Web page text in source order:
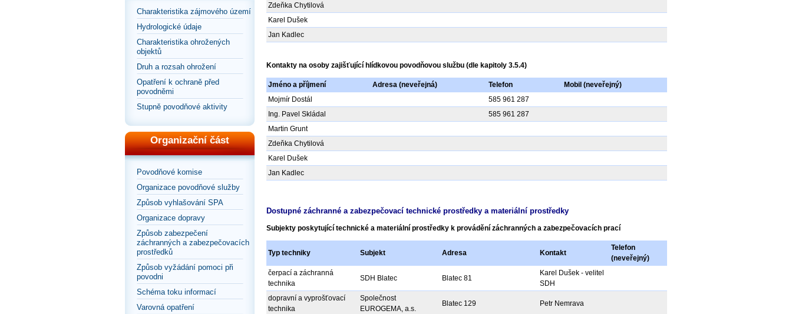
Charakteristika zájmového území
Hydrologické údaje
Charakteristika ohrožených
objektů
Druh a rozsah ohrožení
Opatření k ochraně před
povodněmi
Stupně povodňové aktivity
Organizační část
Povodňové komise
Organizace povodňové služby
Způsob vyhlašování SPA
Organizace dopravy
Způsob zabezpečení
záchranných a zabezpečovacích
prostředků
Způsob vyžádání pomoci při
povodni
Schéma toku informací
Varovná opatření
Zdeňka Chytilová
Karel Dušek
Jan Kadlec
Kontakty na osoby zajišťující hlídkovou povodňovou službu (dle kapitoly 3.5.4)
Jméno a příjmení Adresa (neveřejná) Telefon
Mobil (neveřejný)
Mojmír Dostál
585 961 287
Ing. Pavel Skládal
585 961 287
Martin Grunt
Zdeňka Chytilová
Karel Dušek
Jan Kadlec
Dostupné záchranné a zabezpečovací technické prostředky a materiální prostředky
Subjekty poskytující technické a materiální prostředky k provádění záchranných a zabezpečovacích prací
Typ techniky Subjekt Adresa Kontakt
Telefon
(neveřejný)
čerpací a záchranná
technika
SDH Blatec Blatec 81
Karel Dušek - velitel
SDH
dopravní a vyprošťovací
technika
Společnost
EUROGEMA, a.s.
Blatec 129 Petr Nemrava